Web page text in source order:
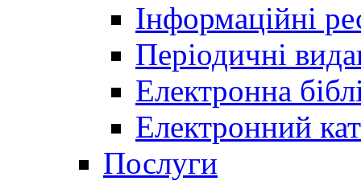
Інформаційні
Періодичні
Електронна
Електронний
Послуги